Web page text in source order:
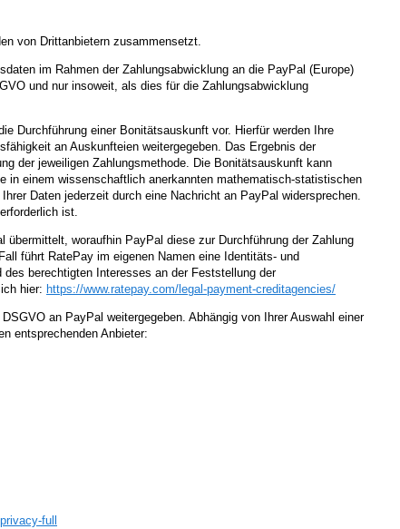
von Drittanbietern zusammensetzt.
im Rahmen der Zahlungsabwicklung an die PayPal (Europe)
und nur insoweit, als dies für die Zahlungsabwicklung
Durchführung einer Bonitätsauskunft vor. Hierfür werden Ihre
an Auskunfteien weitergegeben. Das Ergebnis der
der jeweiligen Zahlungsmethode. Die Bonitätsauskunft kann
in einem wissenschaftlich anerkannten mathematisch-statistischen
Daten jederzeit durch eine Nachricht an PayPal widersprechen.
ist.
übermittelt, woraufhin PayPal diese zur Durchführung der Zahlung
führt RatePay im eigenen Namen eine Identitäts- und
berechtigten Interesses an der Feststellung der
hier: https://www.ratepay.com/legal-payment-creditagencies/
an PayPal weitergegeben. Abhängig von Ihrer Auswahl einer
entsprechenden Anbieter:
full